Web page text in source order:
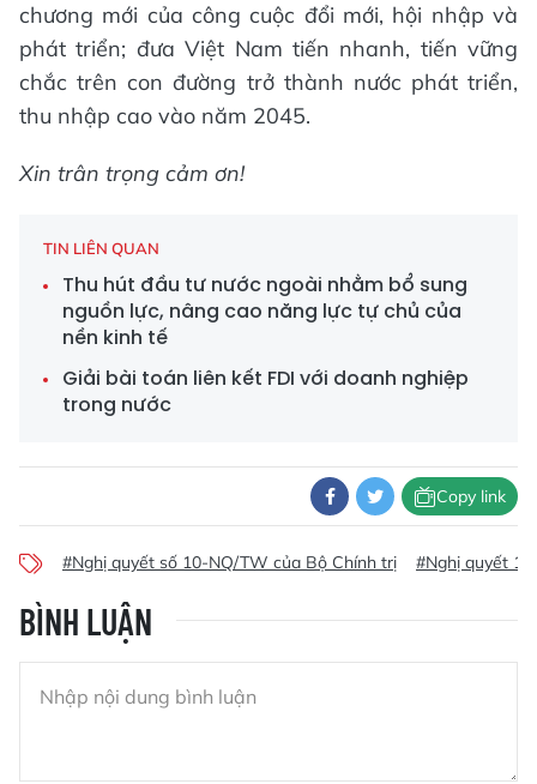
chương mới của công cuộc đổi mới, hội nhập và
phát triển; đưa Việt Nam tiến nhanh, tiến vững
chắc trên con đường trở thành nước phát triển,
thu nhập cao vào năm 2045.
Xin trân trọng cảm ơn!
TIN LIÊN QUAN
Thu hút đầu tư nước ngoài nhằm bổ sung
nguồn lực, nâng cao năng lực tự chủ của
nền kinh tế
Giải bài toán liên kết FDI với doanh nghiệp
trong nước
Copy link
#Nghị quyết số 10-NQ/TW của Bộ Chính trị #Nghị quyết 10
BÌNH LUẬN